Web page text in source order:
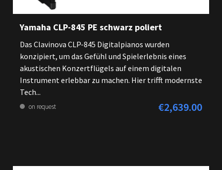
Yamaha CLP-845 PE schwarz poliert
Das Clavinova CLP-845 Digitalpianos wurden
konzipiert, um das Gefühl und Spielerlebnis eines
akustischen Konzertflügels auf einem digitalen
Instrument erlebbar zu machen. Hier trifft modernste
Tech...
on request Regular price:
€2,639.00